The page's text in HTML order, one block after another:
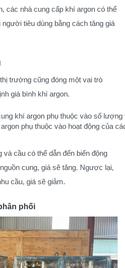
các nhà cung cấp khí argon có thể
tiêu dùng bằng cách tăng giá
trường cũng đóng một vai trò
giá bình khí argon.
khí argon phụ thuộc vào số
phụ thuộc vào hoạt động của
cầu có thể dẫn đến biến động
cung, giá sẽ tăng. Ngược lại,
cầu, giá sẽ giảm.
phối